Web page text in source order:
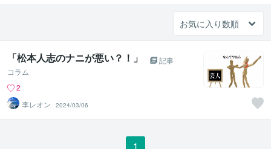
「松本人志のナニが悪い？！」
記事
コラム
2
李レオン
2024/03/06
1